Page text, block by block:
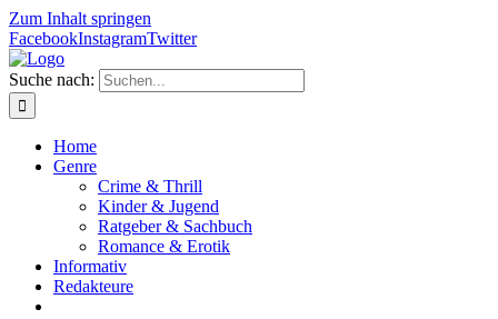
Zum Inhalt springen
FacebookInstagramTwitter
Suche nach:
Home
Genre
Crime & Thrill
Kinder & Jugend
Ratgeber & Sachbuch
Romance & Erotik
Informativ
Redakteure